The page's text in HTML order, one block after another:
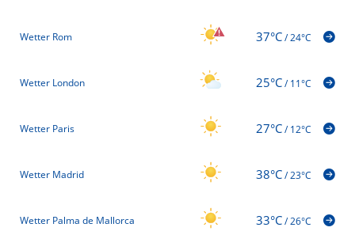
Wetter Rom 37°C/24°C
Wetter London 25°C/11°C
Wetter Paris 27°C/12°C
Wetter Madrid 38°C/23°C
Wetter Palma de Mallorca 33°C/26°C